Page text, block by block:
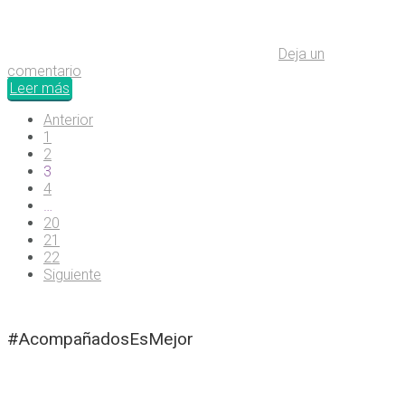
Deja un
comentario
Leer más
Anterior
1
2
3
4
…
20
21
22
Siguiente
#AcompañadosEsMejor